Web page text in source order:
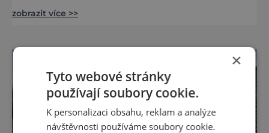
nacisty zničena v roce 1938. Do lázeňského
Bohuslav Karban z Aše. Připomeňme si nyní
některé události spojené s touto významnou
stavbou. [gallery ids="917
zobrazit více >>
×
Tyto webové stránky
používají soubory cookie.
K personalizaci obsahu, reklam a analýze
návštěvnosti používáme soubory cookie.